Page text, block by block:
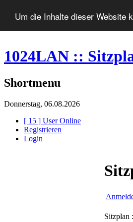
Um die Inhalte dieser Website
1024LAN ::
Shortmenu
Donnerstag, 06.08.2026
[ 15 ] User Online
Registrieren
Login
Sitzplan